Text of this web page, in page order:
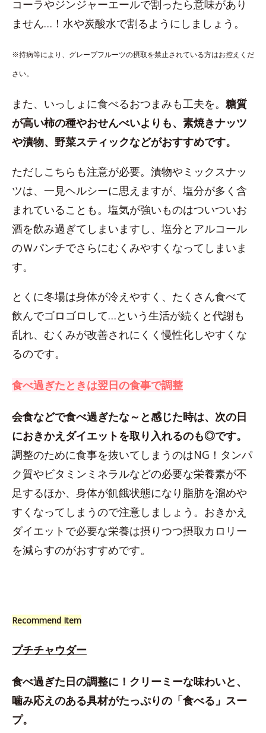
コーラやジンジャーエールで割ったら意味があり
ません…！水や炭酸水で割るようにしましょう。
※持病等により、グレープフルーツの摂取を禁止されている方はお控えくだ
さい。
また、いっしょに食べるおつまみも工夫を。 糖質
が高い柿の種やおせんべいよりも、素焼きナッツ
や漬物、野菜スティックなどがおすすめです。
ただしこちらも注意が必要。漬物やミックスナッ
ツは、一見ヘルシーに思えますが、塩分が多く含
まれていることも。塩気が強いものはついついお
酒を飲み過ぎてしまいますし、塩分とアルコール
のＷパンチでさらにむくみやすくなってしまいま
す。
とくに冬場は身体が冷えやすく、たくさん食べて
飲んでゴロゴロして…という生活が続くと代謝も
乱れ、むくみが改善されにくく慢性化しやすくな
るのです。
食べ過ぎたときは翌日の食事で調整
会食などで食べ過ぎたな～と感じた時は、次の日
におきかえダイエットを取り入れるのも◎です。
調整のために食事を抜いてしまうのはNG！タンパ
ク質やビタミンミネラルなどの必要な栄養素が不
足するほか、身体が飢餓状態になり脂肪を溜めや
すくなってしまうので注意しましょう。おきかえ
ダイエットで必要な栄養は摂りつつ摂取カロリー
を減らすのがおすすめです。
Recommend Item
プチチャウダー
食べ過ぎた日の調整に！クリーミーな味わいと、
噛み応えのある具材がたっぷりの「食べる」スー
プ。